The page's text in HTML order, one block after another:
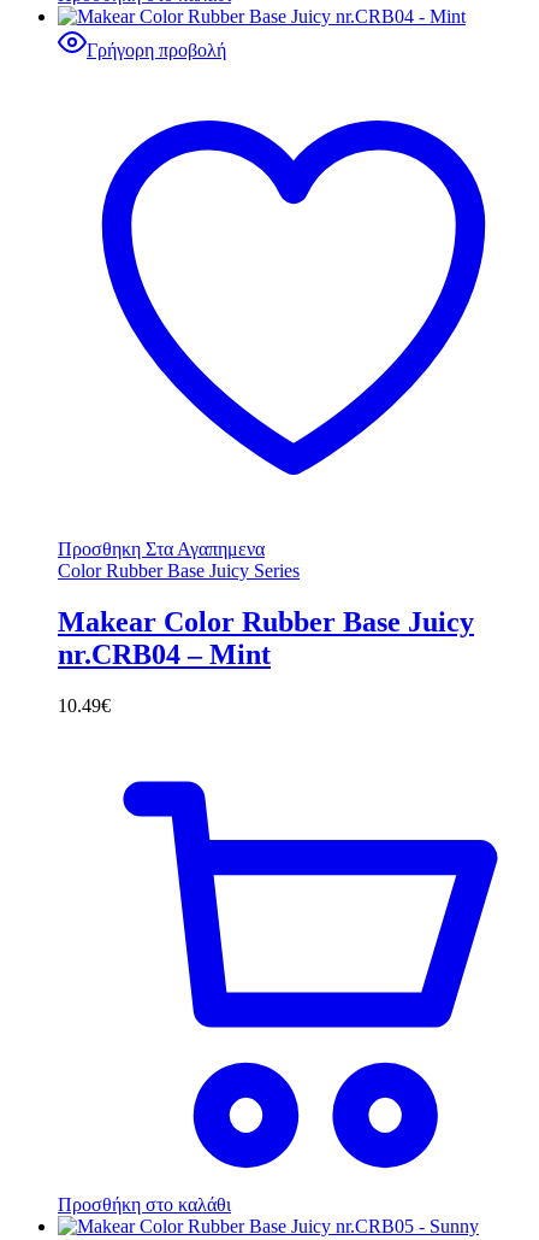
Γρήγορη προβολή
Προσθηκη Στα Αγαπημενα
Color Rubber Base Juicy Series
Makear Color Rubber Base Juicy
nr.CRB04 – Mint
10.49€
Προσθήκη στο καλάθι